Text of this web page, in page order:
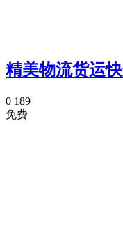
精美物流货运
0 189
免费